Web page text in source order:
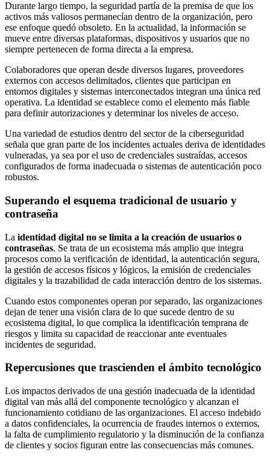
Durante largo tiempo, la seguridad partía de la premisa de que los
activos más valiosos permanecían dentro de la organización, pero
ese enfoque quedó obsoleto. En la actualidad, la información se
mueve entre diversas plataformas, dispositivos y usuarios que no
siempre pertenecen de forma directa a la empresa.
Colaboradores que operan desde diversos lugares, proveedores
externos con accesos delimitados, clientes que participan en
entornos digitales y sistemas interconectados integran una única red
operativa. La identidad se establece como el elemento más fiable
para definir autorizaciones y determinar los niveles de acceso.
Una variedad de estudios dentro del sector de la ciberseguridad
señala que gran parte de los incidentes actuales deriva de identidades
vulneradas, ya sea por el uso de credenciales sustraídas, accesos
configurados de forma inadecuada o sistemas de autenticación poco
robustos.
Superando el esquema tradicional de usuario y
contraseña
La identidad digital no se limita a la creación de usuarios o
contraseñas. Se trata de un ecosistema más amplio que integra
procesos como la verificación de identidad, la autenticación segura,
la gestión de accesos físicos y lógicos, la emisión de credenciales
digitales y la trazabilidad de cada interacción dentro de los sistemas.
Cuando estos componentes operan por separado, las organizaciones
dejan de tener una visión clara de lo que sucede dentro de su
ecosistema digital, lo que complica la identificación temprana de
riesgos y limita su capacidad de reaccionar ante eventuales
incidentes de seguridad.
Repercusiones que trascienden el ámbito tecnológico
Los impactos derivados de una gestión inadecuada de la identidad
digital van más allá del componente tecnológico y alcanzan el
funcionamiento cotidiano de las organizaciones. El acceso indebido
a datos confidenciales, la ocurrencia de fraudes internos o externos,
la falta de cumplimiento regulatorio y la disminución de la confianza
de clientes y socios figuran entre las consecuencias más comunes.